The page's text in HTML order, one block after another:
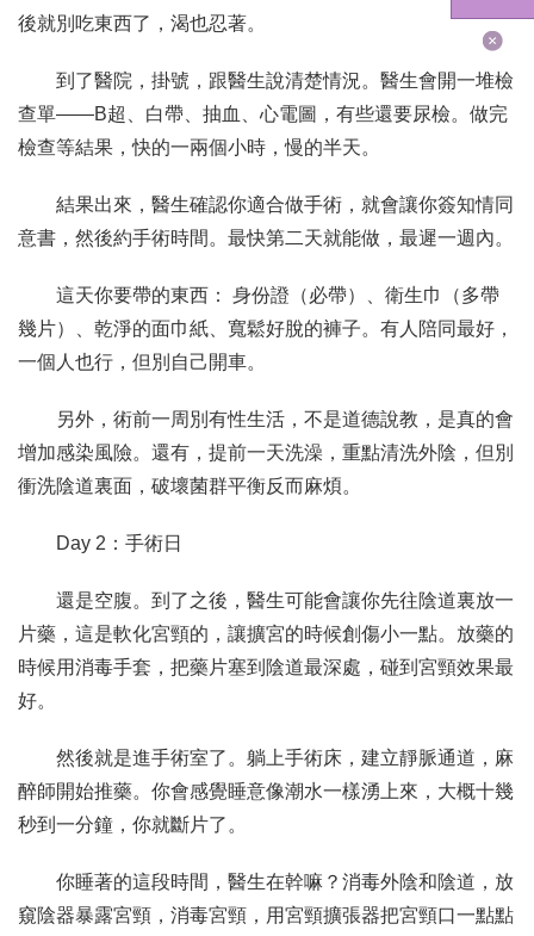
後就別吃東西了，渴也忍著。
到了醫院，掛號，跟醫生說清楚情況。醫生會開一堆檢
查單——B超、白帶、抽血、心電圖，有些還要尿檢。做完
檢查等結果，快的一兩個小時，慢的半天。
結果出來，醫生確認你適合做手術，就會讓你簽知情同
意書，然後約手術時間。最快第二天就能做，最遲一週內。
這天你要帶的東西： 身份證（必帶）、衛生巾（多帶
幾片）、乾淨的面巾紙、寬鬆好脫的褲子。有人陪同最好，
一個人也行，但別自己開車。
另外，術前一周別有性生活，不是道德說教，是真的會
增加感染風險。還有，提前一天洗澡，重點清洗外陰，但別
衝洗陰道裏面，破壞菌群平衡反而麻煩。
Day 2：手術日
還是空腹。到了之後，醫生可能會讓你先往陰道裏放一
片藥，這是軟化宮頸的，讓擴宮的時候創傷小一點。放藥的
時候用消毒手套，把藥片塞到陰道最深處，碰到宮頸效果最
好。
然後就是進手術室了。躺上手術床，建立靜脈通道，麻
醉師開始推藥。你會感覺睡意像潮水一樣湧上來，大概十幾
秒到一分鐘，你就斷片了。
你睡著的這段時間，醫生在幹嘛？消毒外陰和陰道，放
窺陰器暴露宮頸，消毒宮頸，用宮頸擴張器把宮頸口一點點